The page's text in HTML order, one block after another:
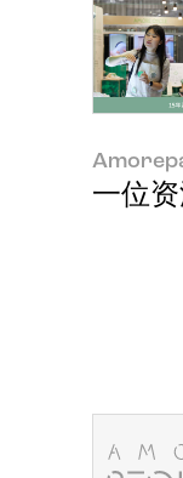
一位